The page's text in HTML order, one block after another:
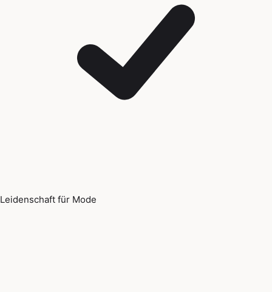
Leidenschaft für Mode